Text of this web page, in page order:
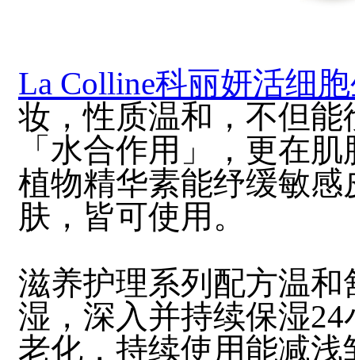
La Colline科丽妍活细
妆，性质温和，不但
「水合作用」，更在
植物精华素能纾缓敏
肤，皆可使用。
滋养护理系列配方温
湿，深入并持续保湿
老化，持续使用能减